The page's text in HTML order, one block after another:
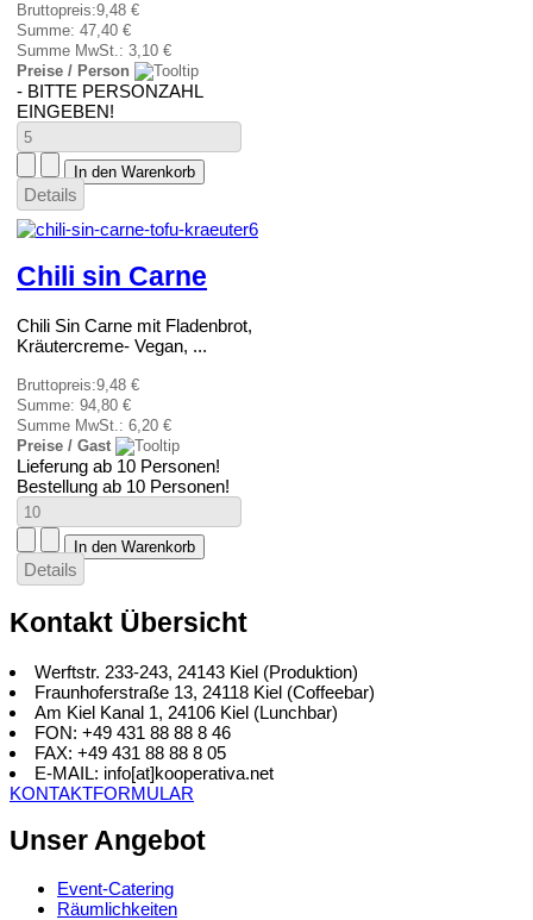
Bruttopreis:9,48 €
Summe: 47,40 €
Summe MwSt.: 3,10 €
Preise / Person
- BITTE PERSONZAHL
EINGEBEN!
Details
Chili sin Carne
Chili Sin Carne mit Fladenbrot,
Kräutercreme- Vegan, ...
Bruttopreis:9,48 €
Summe: 94,80 €
Summe MwSt.: 6,20 €
Preise / Gast
Lieferung ab 10 Personen!
Bestellung ab 10 Personen!
Details
Kontakt Übersicht
Werftstr. 233-243, 24143 Kiel (Produktion)
Fraunhoferstraße 13, 24118 Kiel (Coffeebar)
Am Kiel Kanal 1, 24106 Kiel (Lunchbar)
FON: +49 431 88 88 8 46
FAX: +49 431 88 88 8 05
E-MAIL: info[at]kooperativa.net
KONTAKTFORMULAR
Unser Angebot
Event-Catering
Räumlichkeiten